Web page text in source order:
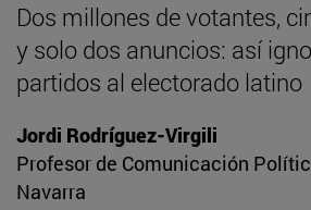
Dos millones de votantes,
y solo dos anuncios: así
partidos al electorado latino
Jordi Rodríguez-Virgili
Profesor de Comunicación
Navarra